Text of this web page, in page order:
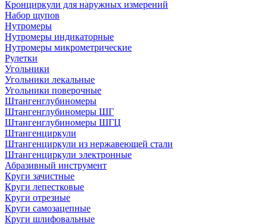
Кронциркули для наружных измерений
Набор щупов
Нутромеры
Нутромеры индикаторные
Нутромеры микрометрические
Рулетки
Угольники
Угольники лекальные
Угольники поверочные
Штангенглубиномеры
Штангенглубиномеры ШГ
Штангенглубиномеры ШГЦ
Штангенциркули
Штангенциркули из нержавеющей стали
Штангенциркули электронные
Абразивный инструмент
Круги зачистные
Круги лепестковые
Круги отрезные
Круги самозацепные
Круги шлифовальные